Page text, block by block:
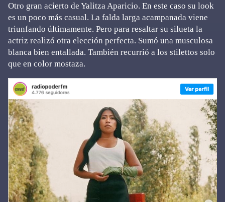
Otro gran acierto de Yalitza Aparicio. En este caso su look
es un poco más casual. La falda larga acampanada viene
triunfando últimamente. Pero para resaltar su silueta la
actriz realizó otra elección perfecta. Sumó una musculosa
blanca bien entallada. También recurrió a los stilettos solo
que en color mostaza.